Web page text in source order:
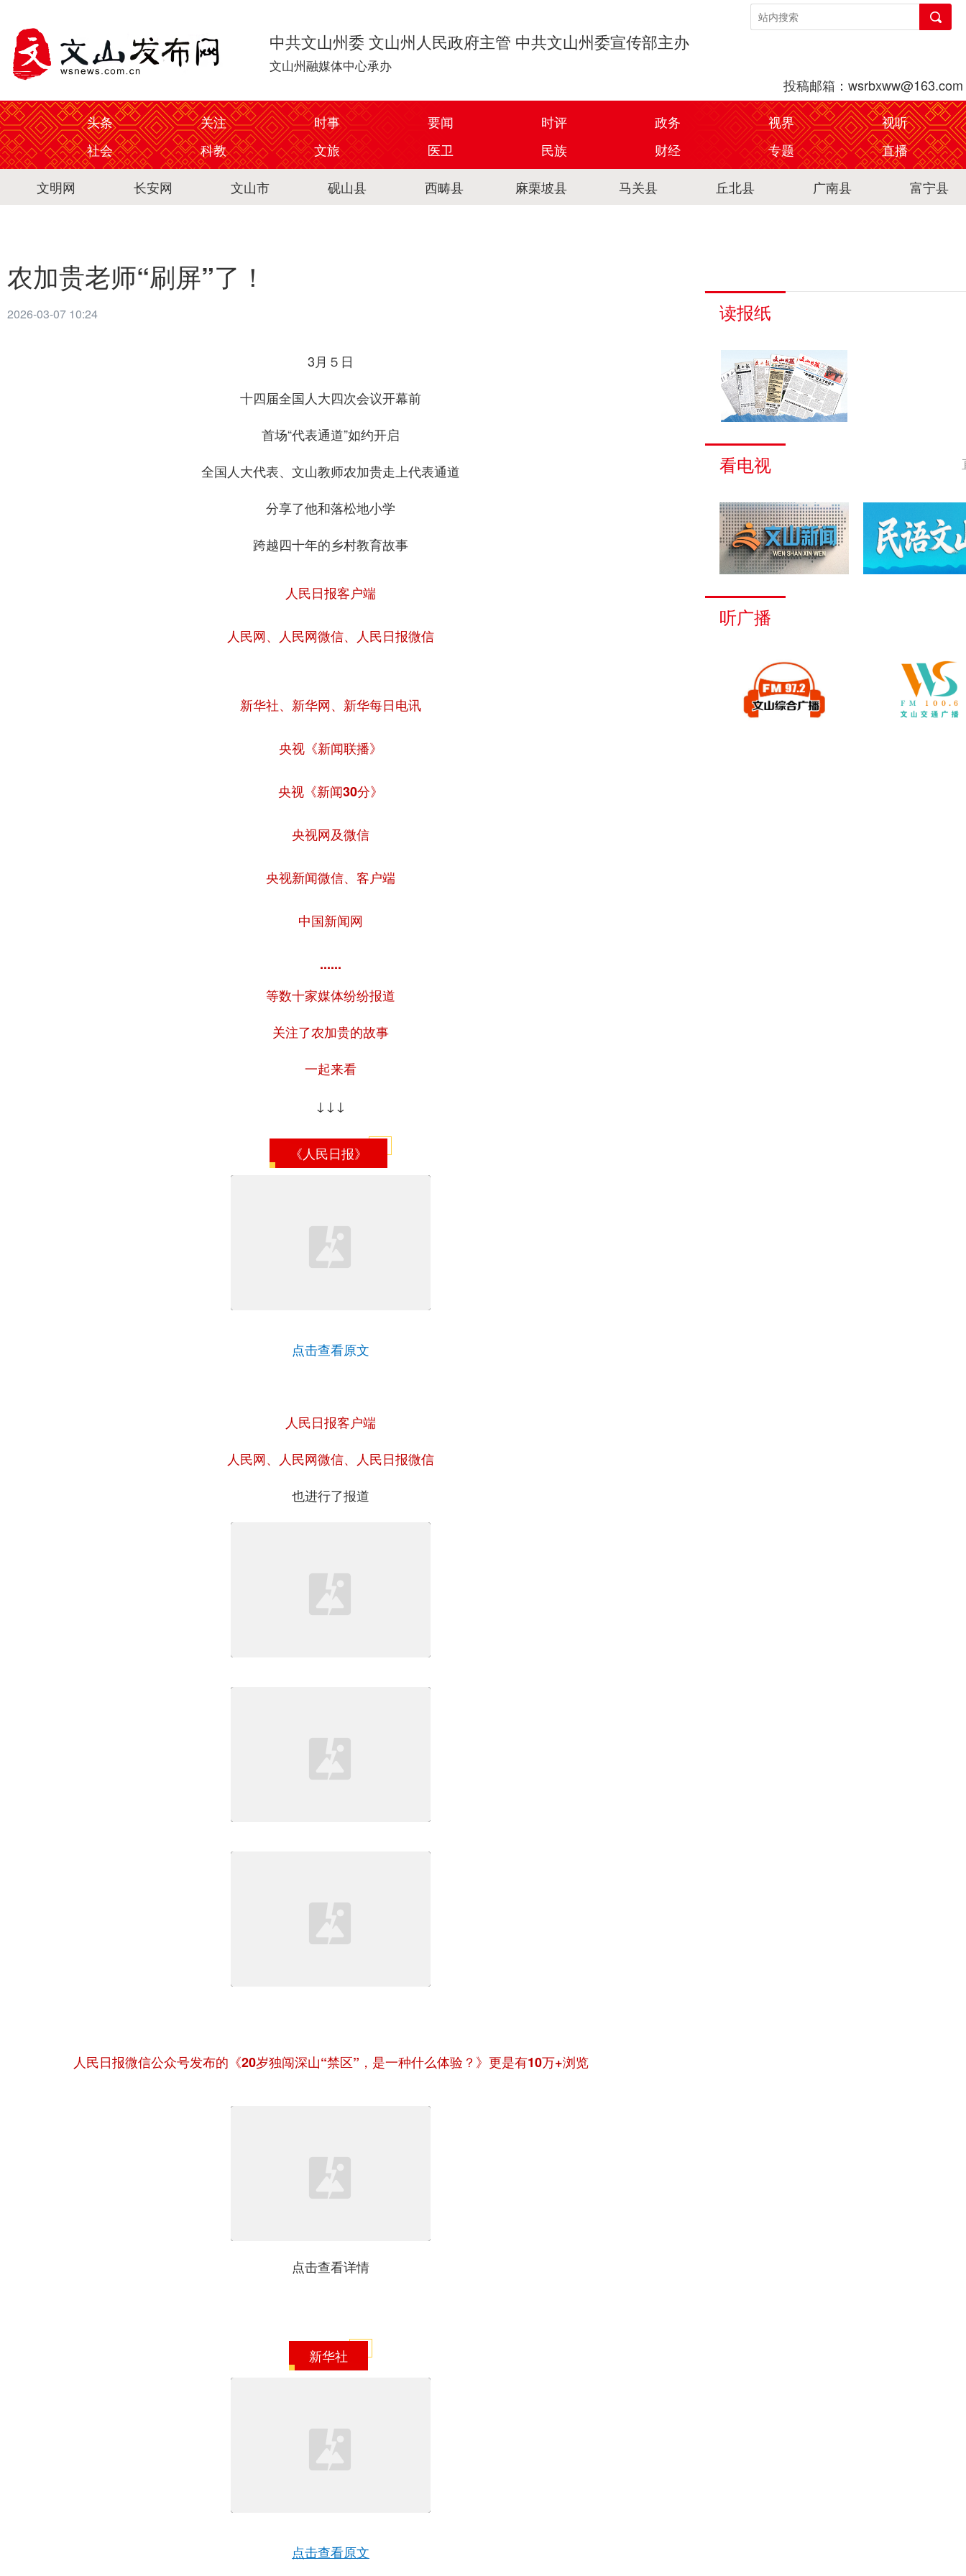
中共文山州委 文山州人民政府主管 中共文山州委宣传部主办
文山州融媒体中心承办
投稿邮箱：wsrbxww@163.com
头条
关注 时事 要闻 时评 政务 视界
视听
社会
科教 文旅 医卫 民族 财经 专题
直播
文明网
长安网 文山市 砚山县 西畴县 麻栗坡县 马关县 丘北县 广南县 富宁县
农加贵老师“刷屏”了！
2026-03-07 10:24
3月５日
十四届全国人大四次会议开幕前
首场“代表通道”如约开启
全国人大代表、文山教师农加贵走上代表通道
分享了他和落松地小学
跨越四十年的乡村教育故事
人民日报客户端
人民网、人民网微信、人民日报微信
新华社、新华网、新华每日电讯
央视《新闻联播》
央视《新闻30分》
央视网及微信
央视新闻微信、客户端
中国新闻网
......
等数十家媒体纷纷报道
关注了农加贵的故事
一起来看
↓↓↓
《人民日报》
点击查看原文
人民日报客户端
人民网、人民网微信、人民日报微信
也进行了报道
人民日报微信公众号发布的《20岁独闯深山“禁区”，是一种什么体验？》更是有10万+浏览
点击查看详情
新华社
点击查看原文
读报纸
看电视
听广播